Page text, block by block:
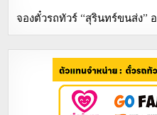
จองตั๋วรถทัวร์ “สุรินทร์ขนส่ง”